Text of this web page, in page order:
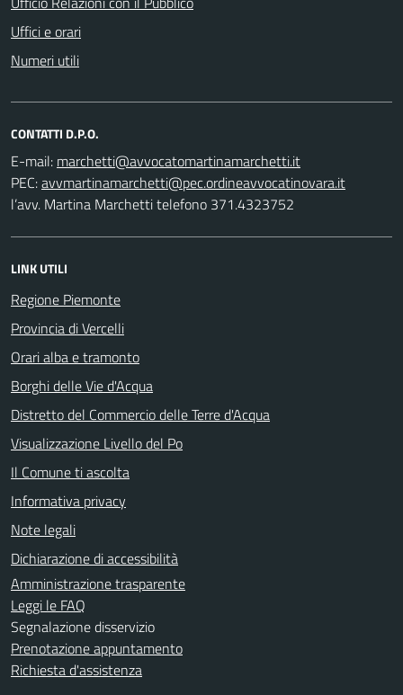
Uffici e orari
Numeri utili
CONTATTI D.P.O.
E-mail:
PEC:
l’avv. Martina Marchetti telefono 371.4323752
LINK UTILI
Regione Piemonte
Provincia di Vercelli
Orari alba e tramonto
Borghi delle Vie d'Acqua
Distretto del Commercio delle Terre d'Acqua
Visualizzazione Livello del Po
Il Comune ti ascolta
Informativa privacy
Note legali
Dichiarazione di accessibilità
Amministrazione trasparente
Leggi le FAQ
Segnalazione disservizio
Prenotazione appuntamento
Richiesta d'assistenza